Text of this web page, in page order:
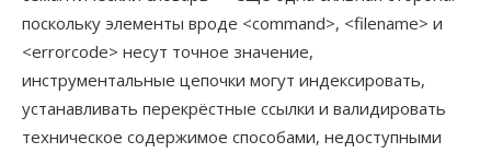
поскольку элементы вроде <command>, <filename> и
<errorcode> несут точное значение,
инструментальные цепочки могут индексировать,
устанавливать перекрёстные ссылки и валидировать
техническое содержимое способами, недоступными